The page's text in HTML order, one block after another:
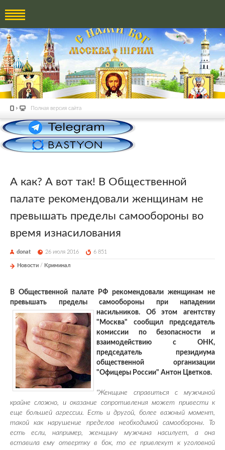
Полная версия сайта
А как? А вот так! В Общественной
палате рекомендовали женщинам не
превышать пределы самообороны во
время изнасилования
donat 26 июля 2016 6 851
Новости / Криминал
В Общественной палате РФ рекомендовали женщинам не
превышать пределы самообороны при нападении
насильников. Об этом агентству
"Москва" сообщил председатель
комиссии по безопасности и
взаимодействию с ОНК,
председатель президиума
общественной организации
"Офицеры России" Антон Цветков.
"Женщине справиться с мужчиной
крайне сложно, и оказание сопротивления может привести к
еще большей агрессии. Есть и другой, более важный момент,
такой как нарушение пределов необходимой самообороны. То
есть если, например, женщину мужчина насилует, а она
вставила ему отвертку в бок, то ее привлекут к уголовной